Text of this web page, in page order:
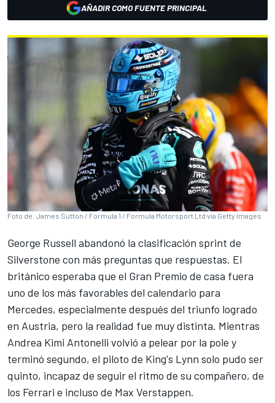
AÑADIR COMO FUENTE PRINCIPAL
Foto de: James Sutton / Formula 1 / Formula Motorsport Ltd via Getty Images
George Russell abandonó la clasificación sprint de
Silverstone con más preguntas que respuestas. El
británico esperaba que el Gran Premio de casa fuera
uno de los más favorables del calendario para
Mercedes, especialmente después del triunfo logrado
en Austria, pero la realidad fue muy distinta. Mientras
Andrea Kimi Antonelli volvió a pelear por la pole y
terminó segundo, el piloto de King's Lynn solo pudo ser
quinto, incapaz de seguir el ritmo de su compañero, de
los Ferrari e incluso de Max Verstappen.